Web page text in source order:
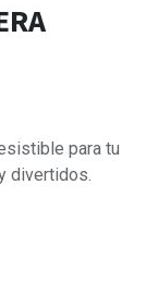
para tu
divertidos.